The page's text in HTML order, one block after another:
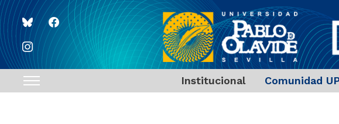
blueskyfacebook
instagram
Toggle
Institucional Comunidad